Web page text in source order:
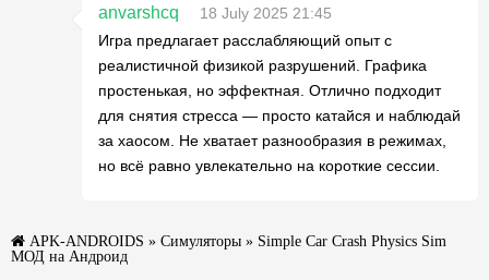
anvarshcq
18 July 2025 21:45
Игра предлагает расслабляющий опыт с
реалистичной физикой разрушений. Графика
простенькая, но эффектная. Отлично подходит
для снятия стресса — просто катайся и наблюдай
за хаосом. Не хватает разнообразия в режимах,
но всё равно увлекательно на короткие сессии.
APK-ANDROIDS » Симуляторы » Simple Car Crash Physics Sim
МОД на Андроид